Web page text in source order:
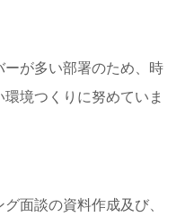
が多い部署のため、時
境つくりに努めていま
面談の資料作成及び、